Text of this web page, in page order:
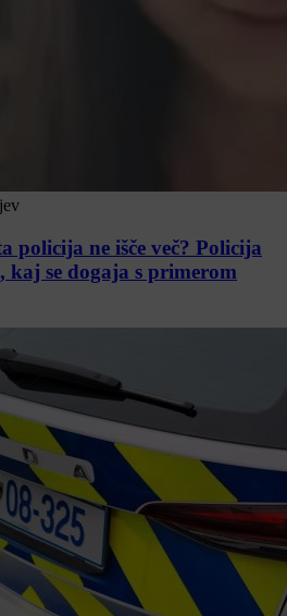
policija ne išče več? Policija
kaj se dogaja s primerom